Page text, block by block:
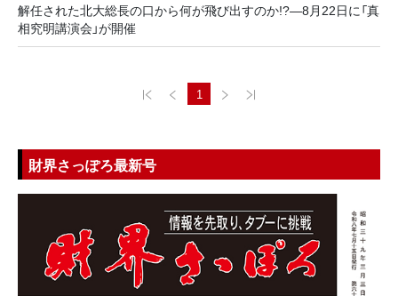
解任された北大総長の口から何が飛び出すのか!?―8月22日に「真
相究明講演会」が開催
1
財界さっぽろ最新号